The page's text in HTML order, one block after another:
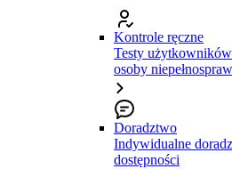
Kontrole ręczne
Testy
osoby
Doradztwo
Indywidualne
dostępności